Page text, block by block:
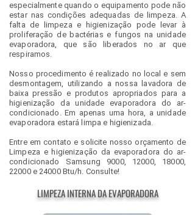
especialmente quando o equipamento pode não
estar nas condições adequadas de limpeza. A
falta de limpeza e higienização pode levar à
proliferação de bactérias e fungos na unidade
evaporadora, que são liberados no ar que
respiramos.
Nosso procedimento é realizado no local e sem
desmontagem, utilizando a nossa lavadora de
baixa pressão e produtos apropriados para a
higienização da unidade evaporadora do ar-
condicionado. Em apenas uma hora, a unidade
evaporadora estará limpa e higienizada.
Entre em contato e solicite nosso orçamento de
Limpeza e higienização da evaporadora do ar-
condicionado Samsung 9000, 12000, 18000,
22000 e 24000 Btu/h. Consulte!
LIMPEZA INTERNA DA EVAPORADORA